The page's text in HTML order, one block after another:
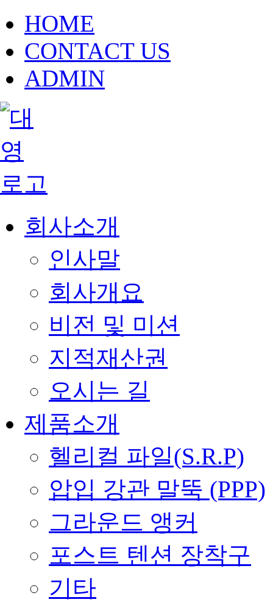
HOME
CONTACT US
ADMIN
회사소개
인사말
회사개요
비전 및 미션
지적재산권
오시는 길
제품소개
헬리컬 파일(S.R.P)
압입 강관 말뚝 (PPP)
그라운드 앵커
포스트 텐션 장착구
기타